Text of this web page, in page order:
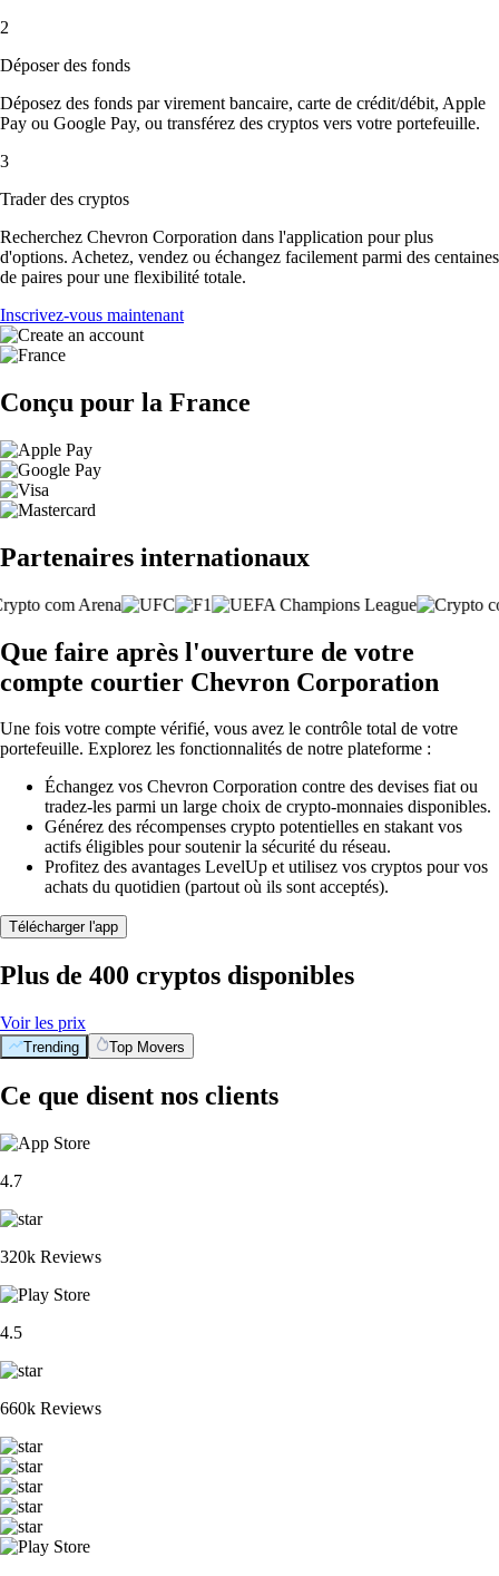
2
Déposer des fonds
Déposez des fonds par virement bancaire, carte de crédit/débit, Apple
Pay ou Google Pay, ou transférez des cryptos vers votre portefeuille.
3
Trader des cryptos
Recherchez Chevron Corporation dans l'application pour plus
d'options. Achetez, vendez ou échangez facilement parmi des centaines
de paires pour une flexibilité totale.
Inscrivez-vous maintenant
Conçu pour la France
Partenaires internationaux
Que faire après l'ouverture de votre
compte courtier Chevron Corporation
Une fois votre compte vérifié, vous avez le contrôle total de votre
portefeuille. Explorez les fonctionnalités de notre plateforme :
Échangez vos Chevron Corporation contre des devises fiat ou
tradez-les parmi un large choix de crypto-monnaies disponibles.
Générez des récompenses crypto potentielles en stakant vos
actifs éligibles pour soutenir la sécurité du réseau.
Profitez des avantages LevelUp et utilisez vos cryptos pour vos
achats du quotidien (partout où ils sont acceptés).
Télécharger l'app
Plus de 400 cryptos disponibles
Voir les prix
Trending Top Movers
Ce que disent nos clients
4.7
320k Reviews
4.5
660k Reviews